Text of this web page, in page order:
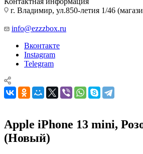
г. Владимир, ул.850-летия 1/46
info@ezzzbox.ru
Вконтакте
Instagram
Telegram
Apple iPhone 13 mini,
(Новый)